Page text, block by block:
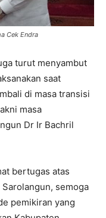
Cek Endra
turut menyambut
saat
di masa transisi
masa
Dr Ir Bachril
bertugas atas
semoga
pemikiran yang